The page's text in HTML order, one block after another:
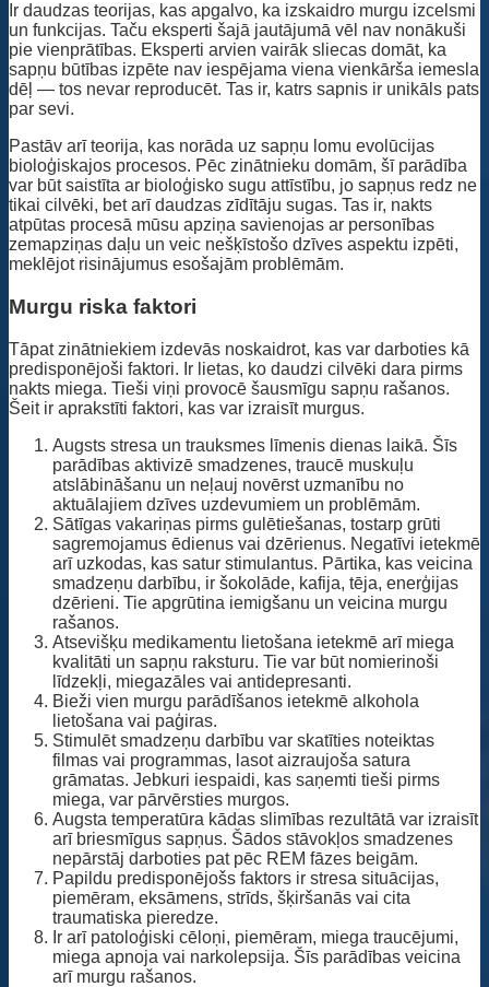
Ir daudzas teorijas, kas apgalvo, ka izskaidro murgu izcelsmi
un funkcijas. Taču eksperti šajā jautājumā vēl nav nonākuši
pie vienprātības. Eksperti arvien vairāk sliecas domāt, ka
sapņu būtības izpēte nav iespējama viena vienkārša iemesla
dēļ — tos nevar reproducēt. Tas ir, katrs sapnis ir unikāls pats
par sevi.
Pastāv arī teorija, kas norāda uz sapņu lomu evolūcijas
bioloģiskajos procesos. Pēc zinātnieku domām, šī parādība
var būt saistīta ar bioloģisko sugu attīstību, jo sapņus redz ne
tikai cilvēki, bet arī daudzas zīdītāju sugas. Tas ir, nakts
atpūtas procesā mūsu apziņa savienojas ar personības
zemapziņas daļu un veic nešķīstošo dzīves aspektu izpēti,
meklējot risinājumus esošajām problēmām.
Murgu riska faktori
Tāpat zinātniekiem izdevās noskaidrot, kas var darboties kā
predisponējoši faktori. Ir lietas, ko daudzi cilvēki dara pirms
nakts miega. Tieši viņi provocē šausmīgu sapņu rašanos.
Šeit ir aprakstīti faktori, kas var izraisīt murgus.
Augsts stresa un trauksmes līmenis dienas laikā. Šīs
parādības aktivizē smadzenes, traucē muskuļu
atslābināšanu un neļauj novērst uzmanību no
aktuālajiem dzīves uzdevumiem un problēmām.
Sātīgas vakariņas pirms gulētiešanas, tostarp grūti
sagremojamus ēdienus vai dzērienus. Negatīvi ietekmē
arī uzkodas, kas satur stimulantus. Pārtika, kas veicina
smadzeņu darbību, ir šokolāde, kafija, tēja, enerģijas
dzērieni. Tie apgrūtina iemigšanu un veicina murgu
rašanos.
Atsevišķu medikamentu lietošana ietekmē arī miega
kvalitāti un sapņu raksturu. Tie var būt nomierinoši
līdzekļi, miegazāles vai antidepresanti.
Bieži vien murgu parādīšanos ietekmē alkohola
lietošana vai paģiras.
Stimulēt smadzeņu darbību var skatīties noteiktas
filmas vai programmas, lasot aizraujoša satura
grāmatas. Jebkuri iespaidi, kas saņemti tieši pirms
miega, var pārvērsties murgos.
Augsta temperatūra kādas slimības rezultātā var izraisīt
arī briesmīgus sapņus. Šādos stāvokļos smadzenes
nepārstāj darboties pat pēc REM fāzes beigām.
Papildu predisponējošs faktors ir stresa situācijas,
piemēram, eksāmens, strīds, šķiršanās vai cita
traumatiska pieredze.
Ir arī patoloģiski cēloņi, piemēram, miega traucējumi,
miega apnoja vai narkolepsija. Šīs parādības veicina
arī murgu rašanos.